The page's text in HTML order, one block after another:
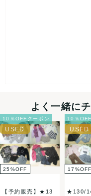
よく一緒に
10％OFFクーポン
25 %OFF
【予約販売】★13
10％
17 %OFF
★130/